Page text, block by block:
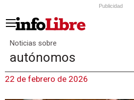
Publicidad
Noticias sobre
autónomos
22 de febrero de 2026